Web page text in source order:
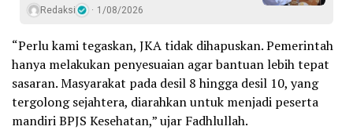
Redaksi 1/08/2026
“Perlu kami tegaskan, JKA tidak dihapuskan. Pemerintah
hanya melakukan penyesuaian agar bantuan lebih tepat
sasaran. Masyarakat pada desil 8 hingga desil 10, yang
tergolong sejahtera, diarahkan untuk menjadi peserta
mandiri BPJS Kesehatan,” ujar Fadhlullah.